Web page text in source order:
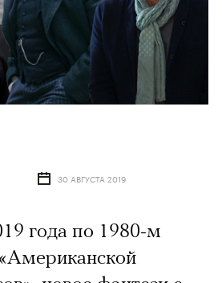
30 АВГУСТА 2019
года по 1980-м